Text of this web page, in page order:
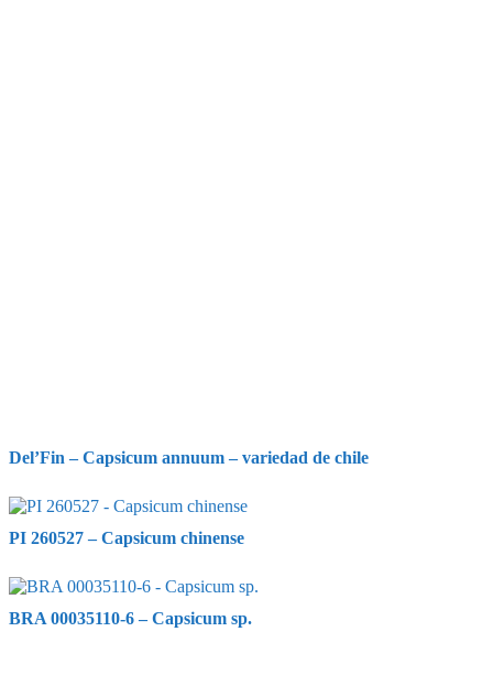
Del’Fin – Capsicum annuum – variedad de chile
PI 260527 – Capsicum chinense
BRA 00035110-6 – Capsicum sp.